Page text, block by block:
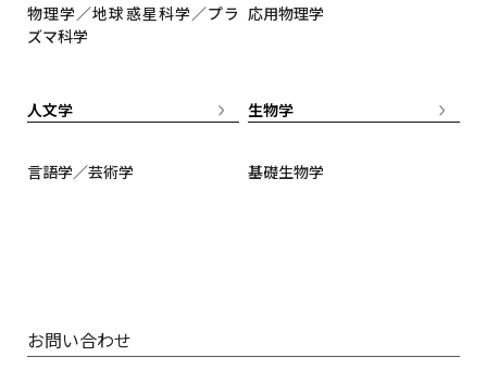
物理学／地球惑星科学／プラ
ズマ科学
応用物理学
人文学
言語学／芸術学
生物学
基礎生物学
お問い合わせ